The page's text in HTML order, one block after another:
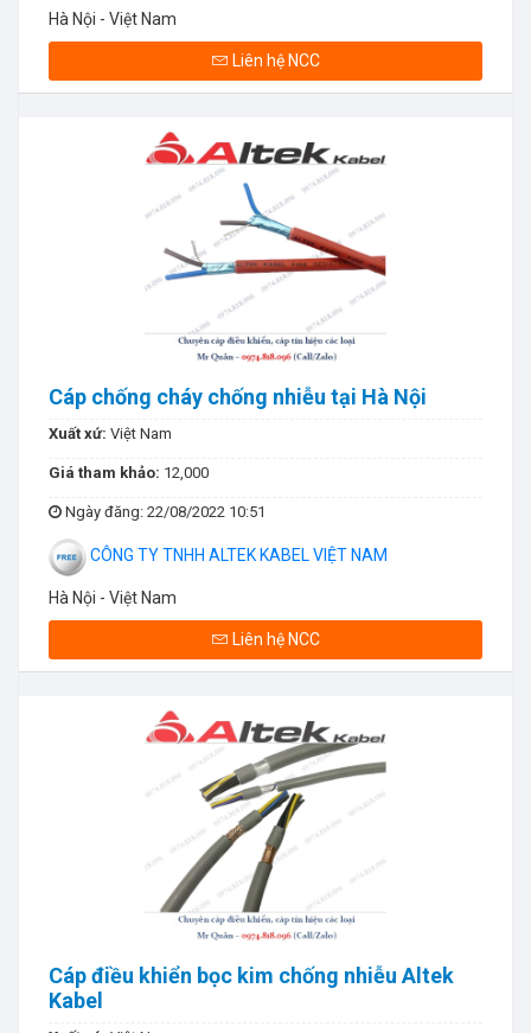
Hà Nội - Việt Nam
Liên hệ NCC
Cáp chống cháy chống nhiễu tại Hà Nội
Xuất xứ: Việt Nam
Giá tham khảo: 12,000
Ngày đăng: 22/08/2022 10:51
CÔNG TY TNHH ALTEK KABEL VIỆT NAM
Hà Nội - Việt Nam
Liên hệ NCC
Cáp điều khiển bọc kim chống nhiễu Altek
Kabel